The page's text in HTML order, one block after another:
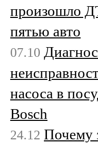
произошло
пятью авто
07.10
насоса в
Bosch
24.12 Почему